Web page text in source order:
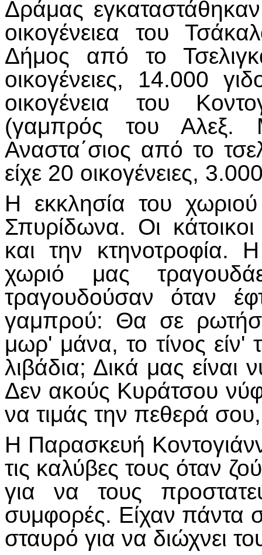
Δράμας
οικογένειεα του
Δήμος από το
οικογένειες, 14.000
οικογένεια του
(γαμπρός του Αλεξ.
Αναστα΄σιος από το
είχε 20 οικογένειες,
Η εκκλησία του
Σπυρίδωνα. Οι
και την κτηνοτροφία.
χωριό μας
τραγουδούσαν όταν
γαμπρού: Θα σε
μωρ' μάνα, το τίνος
λιβάδια; Δικά μας
Δεν ακούς Κυράτσου
να τιμάς την πεθερά
Η Παρασκευή
τις καλύβες τους όταν
για να τους
συμφορές. Είχαν πάντα
σταυρό για να διώχνει